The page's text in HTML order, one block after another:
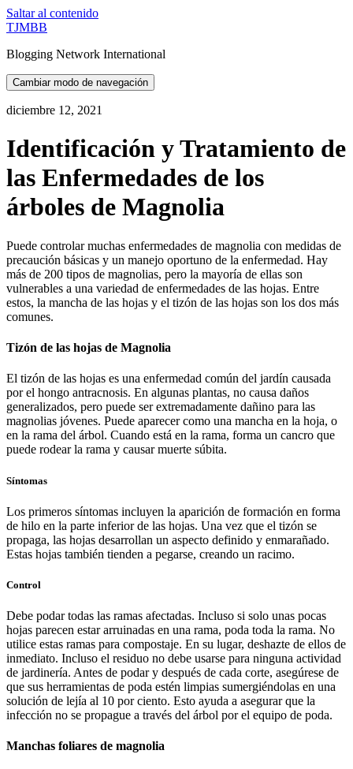
Saltar al contenido
TJMBB
Blogging Network International
Cambiar modo de navegación
diciembre 12, 2021
Identificación y Tratamiento de
las Enfermedades de los
árboles de Magnolia
Puede controlar muchas enfermedades de magnolia con medidas de
precaución básicas y un manejo oportuno de la enfermedad. Hay
más de 200 tipos de magnolias, pero la mayoría de ellas son
vulnerables a una variedad de enfermedades de las hojas. Entre
estos, la mancha de las hojas y el tizón de las hojas son los dos más
comunes.
Tizón de las hojas de Magnolia
El tizón de las hojas es una enfermedad común del jardín causada
por el hongo antracnosis. En algunas plantas, no causa daños
generalizados, pero puede ser extremadamente dañino para las
magnolias jóvenes. Puede aparecer como una mancha en la hoja, o
en la rama del árbol. Cuando está en la rama, forma un cancro que
puede rodear la rama y causar muerte súbita.
Síntomas
Los primeros síntomas incluyen la aparición de formación en forma
de hilo en la parte inferior de las hojas. Una vez que el tizón se
propaga, las hojas desarrollan un aspecto definido y enmarañado.
Estas hojas también tienden a pegarse, creando un racimo.
Control
Debe podar todas las ramas afectadas. Incluso si solo unas pocas
hojas parecen estar arruinadas en una rama, poda toda la rama. No
utilice estas ramas para compostaje. En su lugar, deshazte de ellos de
inmediato. Incluso el residuo no debe usarse para ninguna actividad
de jardinería. Antes de podar y después de cada corte, asegúrese de
que sus herramientas de poda estén limpias sumergiéndolas en una
solución de lejía al 10 por ciento. Esto ayuda a asegurar que la
infección no se propague a través del árbol por el equipo de poda.
Manchas foliares de magnolia